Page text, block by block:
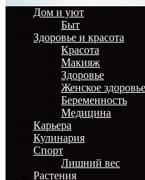
Дом и уют
Быт
Здоровье и красота
Красота
Макияж
Здоровье
Женское здоровье
Беременность
Медицина
Карьера
Кулинария
Спорт
Лишний вес
Растения